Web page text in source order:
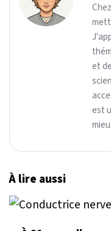
et
est
À lire aussi